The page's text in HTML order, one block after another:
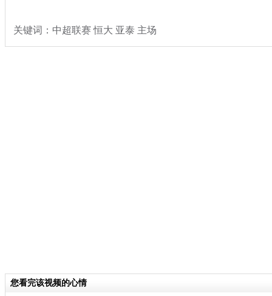
关键词：中超联赛 恒大 亚泰 主场
您看完该视频的心情